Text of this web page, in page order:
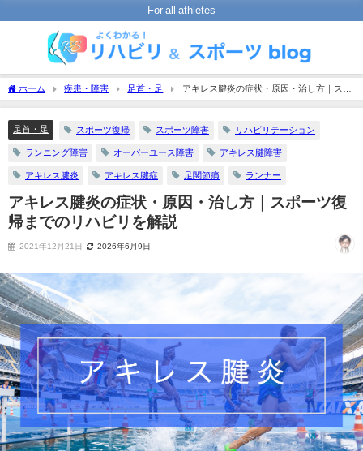
For all athletes
ホーム 疾患・障害 足首・足
アキレス腱炎の症状・原因・治し方｜スポ
ーツ復帰までのリハビリを解説
足首・足 スポーツ復帰 スポーツ障害 リハビリテーション
ランニング障害 オーバーユース障害 アキレス腱障害
アキレス腱炎 アキレス腱症 足関節痛 ランナー
アキレス腱炎の症状・原因・治し方｜スポーツ復
帰までのリハビリを解説
2021年12月21日 2026年6月9日